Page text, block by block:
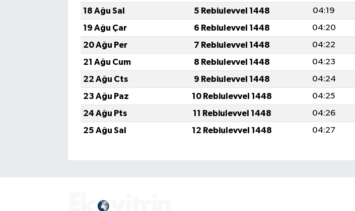
18 Ağu Sal
5 Rebiulevvel 1448 04:19
19 Ağu Çar
6 Rebiulevvel 1448 04:20
20 Ağu Per
7 Rebiulevvel 1448 04:22
21 Ağu Cum
8 Rebiulevvel 1448 04:23
22 Ağu Cts
9 Rebiulevvel 1448 04:24
23 Ağu Paz
10 Rebiulevvel 1448 04:25
24 Ağu Pts
11 Rebiulevvel 1448 04:26
25 Ağu Sal
12 Rebiulevvel 1448 04:27